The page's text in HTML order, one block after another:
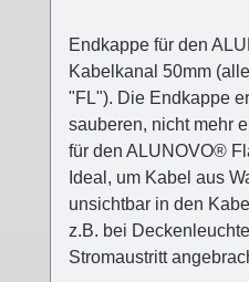
Endkappe für den
Kabelkanal 50mm
"FL"). Die Endkappe
sauberen, nicht mehr
für den ALUNOVO®
Ideal, um Kabel aus
unsichtbar in den
z.B. bei
Stromaustritt